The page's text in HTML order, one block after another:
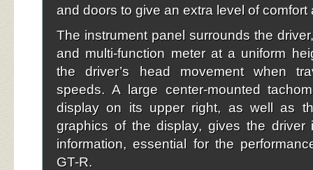
and doors to give an extra level of comfort
The instrument panel surrounds the
and multi-function meter at a uniform
the driver’s head movement when
speeds. A large center-mounted
display on its upper right, as well as
graphics of the display, gives the driver
information, essential for the
GT-R.